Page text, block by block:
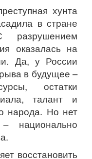
хунта
в стране
разрушением
оказалась на
Да, у России
в будущее –
остатки
талант и
народа. Но нет
национально
восстановить